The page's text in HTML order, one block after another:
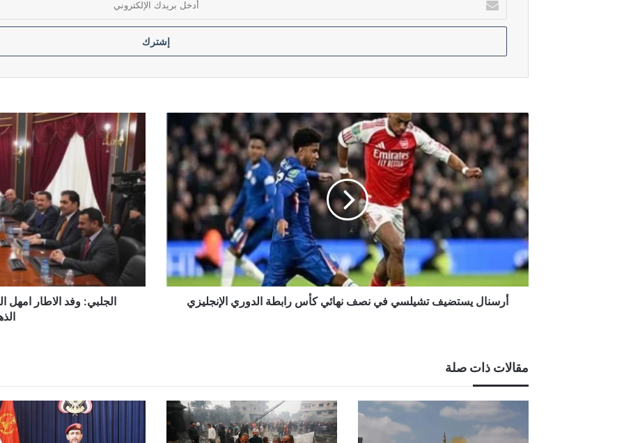
الدرويش: سوريا تحولت إلى بيئة خصبة للتنظيمات الإرهابية
بريدك
الإلكتروني
أرسنال
يستضيف
تشيلسي
في
نصف
نهائي
كأس
رابطة
الدوري
الإنجليزي
أرسنال يستضيف تشيلسي في نصف نهائي كأس رابطة الدوري الإنجليزي
الجلبي:
وفد
الاطار
امهل
القوى
الكردية
48
ساعة
لحسم
مرشحهم
أو
الذهاب
مقالات ذات صلة